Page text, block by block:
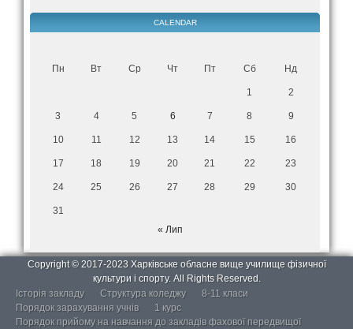
CALENDAR
Пн Вт Ср Чт Пт Сб Нд
1 2
3 4 5 6 7 8 9
10 11 12 13 14 15 16
17 18 19 20 21 22 23
24 25 26 27 28 29 30
31
« Лип
Copyright © 2017-2023 Харківське обласне вище училище фізичної
культури і спорту. All Rights Reserved.
Історія закладу
Структура коледжу
8-11 класи
Порядок зарахування учнів
1 курс
Порядок прийому на навчання до закладів фахової передвищої